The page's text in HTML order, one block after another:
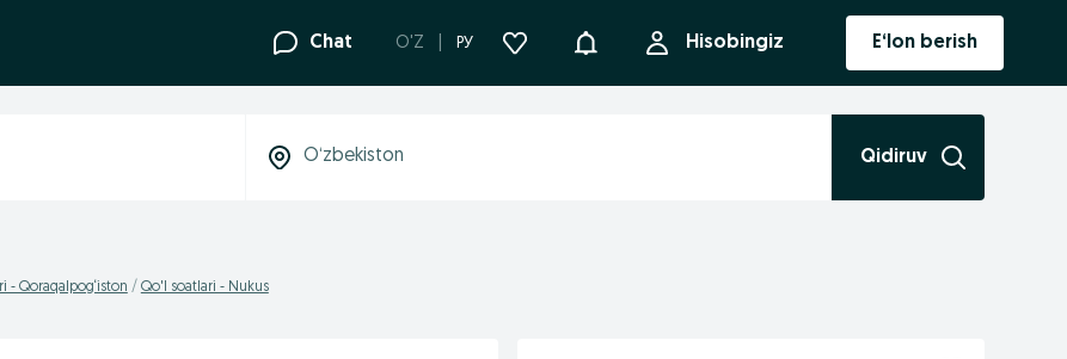
Chat O'Z РУ Bildirishnoma Hisobingiz E‘lon berish
Qidiruv
- Qoraqalpog‘iston Qo'l soatlari - Nukus